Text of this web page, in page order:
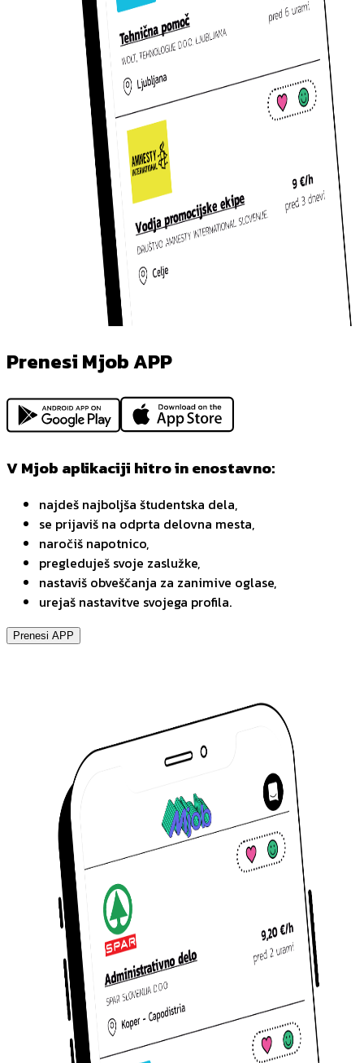
Prenesi Mjob APP
V Mjob aplikaciji hitro in enostavno:
najdeš najboljša študentska dela,
se prijaviš na odprta delovna mesta,
naročiš napotnico,
pregleduješ svoje zaslužke,
nastaviš obveščanja za zanimive oglase,
urejaš nastavitve svojega profila.
Prenesi APP